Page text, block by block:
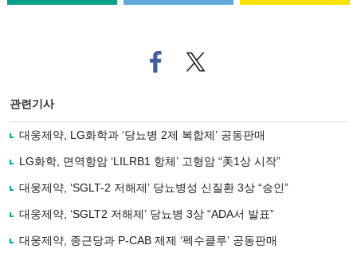
페
이
로
기
사
유
기
트위
터로
관련기사
대웅제약, LG화학과 ‘당뇨병 2제 복합제’ 공동판매
LG화학, 면역항암 ‘LILRB1 항체’ 고형암 “美1상 시작”
대웅제약, ‘SGLT-2 저해제’ 당뇨병성 신질환 3상 “승인”
대웅제약, ‘SGLT2 저해제’ 당뇨병 3상 “ADA서 발표”
대웅제약, 종근당과 P-CAB 제제 ‘펙수클루’ 공동판매